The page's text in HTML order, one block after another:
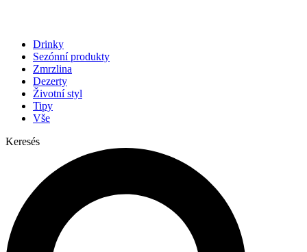
Drinky
Sezónní produkty
Zmrzlina
Dezerty
Životní styl
Tipy
Vše
Keresés